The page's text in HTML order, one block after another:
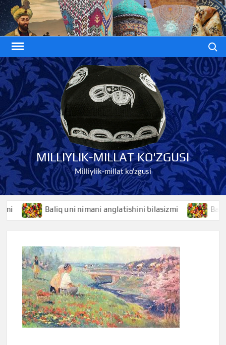
Skip
to
content
MILLIYLIK-MILLAT KO'ZGUSI
Milliylik-millat ko'zgusi
Baliq uni nimani anglatishini bilasizmi Baliqko’z